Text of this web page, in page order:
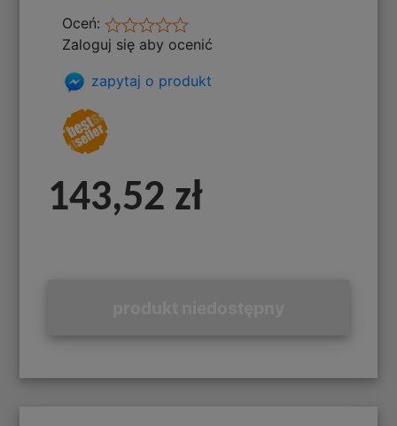
Oceń:
Zaloguj się aby ocenić
zapytaj o produkt
143,52 zł